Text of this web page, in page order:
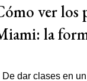
ver los
la